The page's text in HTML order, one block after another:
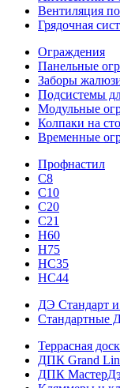
Вентиляция
Грядочная
Ограждения
Панельные
Заборы
Подсистемы
Модульные
Колпаки на
Временные
Профнастил
С8
С10
С20
С21
H60
H75
HС35
НС44
ДЭ Стандарт
Стандартные
Террасная
ДПК Grand
ДПК